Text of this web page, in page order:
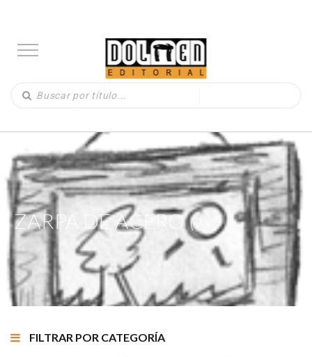
ZARPA DE ACERO(7)
FILTRAR POR CATEGORÍA